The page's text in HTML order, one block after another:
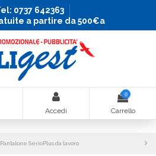
0737 642363
a partire da 500€a
Accedi
0
Carrello
Pantalone SerioPlus da lavoro